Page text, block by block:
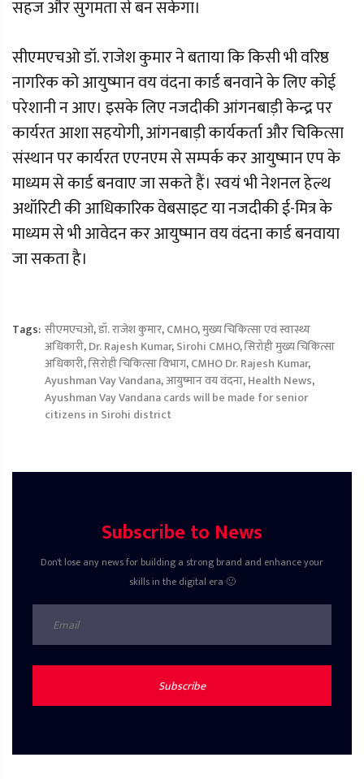
सहज और सुगमता से बन सकेगा।
सीएमएचओ डॉ. राजेश कुमार ने बताया कि किसी भी वरिष्ठ
नागरिक को आयुष्मान वय वंदना कार्ड बनवाने के लिए कोई
परेशानी न आए। इसके लिए नजदीकी आंगनबाड़ी केन्द्र पर
कार्यरत आशा सहयोगी, आंगनबाड़ी कार्यकर्ता और चिकित्सा
संस्थान पर कार्यरत एएनएम से सम्पर्क कर आयुष्मान एप के
माध्यम से कार्ड बनवाए जा सकते हैं। स्वयं भी नेशनल हेल्थ
अथॉरिटी की आधिकारिक वेबसाइट या नजदीकी ई-मित्र के
माध्यम से भी आवेदन कर आयुष्मान वय वंदना कार्ड बनवाया
जा सकता है।
Tags: सीएमएचओ,डॉ. राजेश कुमार,CMHO,मुख्य चिकित्सा एवं स्वास्थ्य
अधिकारी,Dr. Rajesh Kumar,Sirohi CMHO,सिरोही मुख्य चिकित्सा
अधिकारी,सिरोही चिकित्सा विभाग,CMHO Dr. Rajesh Kumar,
Ayushman Vay Vandana,आयुष्मान वय वंदना,Health News,
Ayushman Vay Vandana cards will be made for senior
citizens in Sirohi district
Subscribe to News
Don't lose any news for building a strong brand and enhance your
skills in the digital era 🙂
Subscribe